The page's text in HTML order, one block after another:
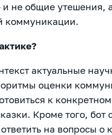
и не общие утешения,
коммуникации.
актуальные
оценки
к
Кроме того, бот
на вопросы